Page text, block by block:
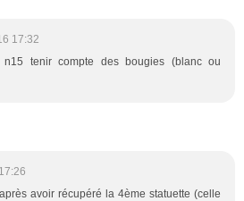
17:32
n15 tenir compte des bougies (blanc ou
avoir récupéré la 4ème statuette (celle